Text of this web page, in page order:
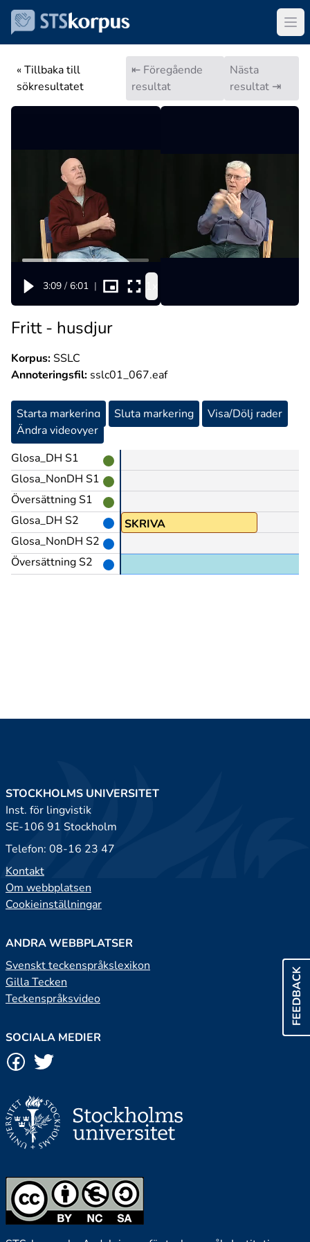
« Tillbaka till
sökresultatet
⇤ Föregående
resultat
Nästa
resultat ⇥
3:09 / 6:01 |
Fritt - husdjur
Korpus:SSLC
Annoteringsfil: sslc01_067.eaf
Starta markering Sluta markering
Visa/Dölj rader
Ändra videovyer
Glosa_DH S1
Glosa_NonDH S1
Översättning S1
Glosa_DH S2
Glosa_NonDH S2
Översättning S2
SKRIVA
FEEDBACK
STOCKHOLMS UNIVERSITET
Inst. för lingvistik
SE-106 91 Stockholm
Telefon: 08-16 23 47
Kontakt
Om webbplatsen
Cookieinställningar
ANDRA WEBBPLATSER
Svenskt teckenspråkslexikon
Gilla Tecken
Teckenspråksvideo
SOCIALA MEDIER